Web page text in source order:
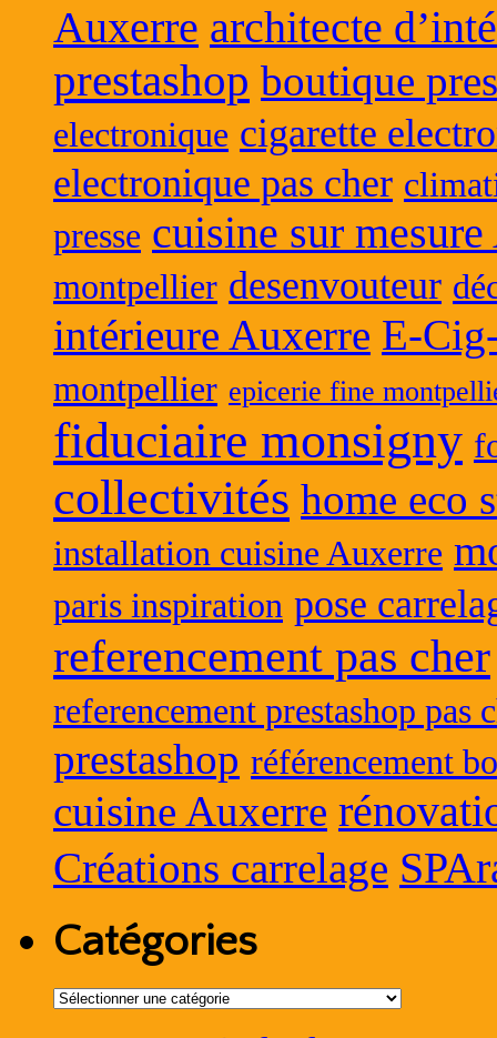
Auxerre architecte
prestashop boutique
electronique cigarette
electronique pas cher
presse cuisine sur
montpellier desenvouteur
intérieure Auxerre E-
montpellier epicerie fine
fiduciaire monsigny
collectivités home eco
installation cuisine Auxerre
paris inspiration pose
referencement pas cher
referencement prestashop pas
prestashop référencement
cuisine Auxerre
Créations carrelage
Catégories
Catégories